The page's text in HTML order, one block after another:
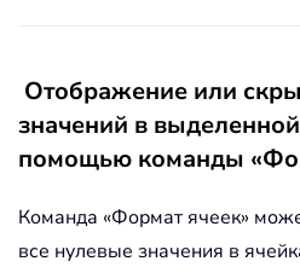
Отображение или
значений в
помощью команды
Команда «Формат ячеек»
все нулевые значения в